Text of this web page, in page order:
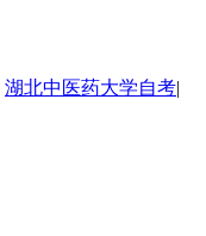
湖北中医药大学自考|